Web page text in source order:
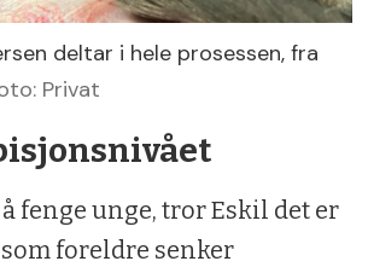
deltar i hele prosessen, fra
Privat
fenge unge, tror Eskil det er
foreldre senker